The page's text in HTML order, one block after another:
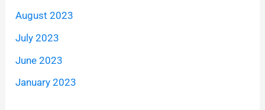
August 2023
July 2023
June 2023
January 2023